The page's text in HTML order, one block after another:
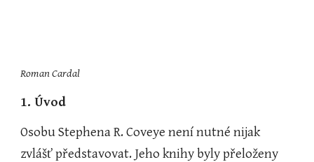
Roman Cardal
1. Úvod
Osobu Stephena R. Coveye není nutné nijak
zvlášť představovat. Jeho knihy byly přeloženy